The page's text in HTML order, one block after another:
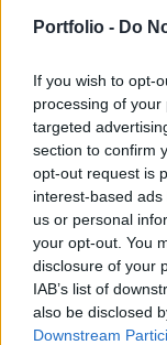
Portfolio - Do
If you wish to opt-
processing of
targeted
section to confirm
opt-out request is
interest-based
us or personal
your opt-out. You
disclosure of your
IAB’s list of
also be disclosed
Downstream
bankot
segítette.
Nemcsak a
jól alakult a
kal, az egy
22%-kal
képest. Hozzá
erős, az a
bankok